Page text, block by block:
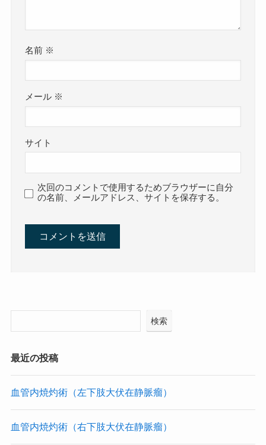
名前 ※
メール ※
サイト
次回のコメントで使用するためブラウザーに自分
の名前、メールアドレス、サイトを保存する。
検索
最近の投稿
血管内焼灼術（左下肢大伏在静脈瘤）
血管内焼灼術（右下肢大伏在静脈瘤）